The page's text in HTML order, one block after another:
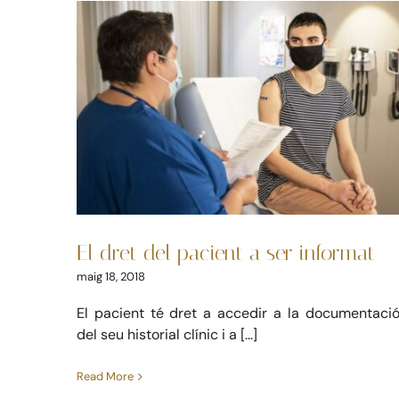
El dret del pacient a
ser informat
Dret sanitari
El dret del pacient a ser informat
maig 18, 2018
El pacient té dret a accedir a la documentació
del seu historial clínic i a [...]
Read More